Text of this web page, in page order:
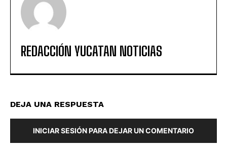
REDACCIÓN YUCATAN NOTICIAS
DEJA UNA RESPUESTA
INICIAR SESIÓN PARA DEJAR UN COMENTARIO